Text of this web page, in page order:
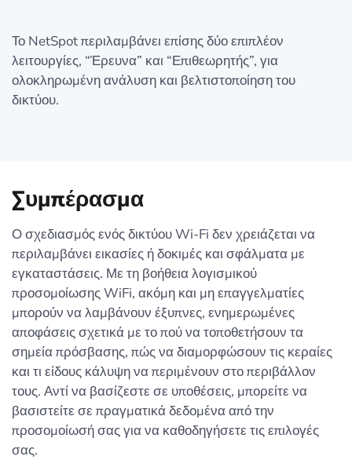
Το NetSpot περιλαμβάνει επίσης δύο επιπλέον
λειτουργίες, “Έρευνα” και “Επιθεωρητής”, για
ολοκληρωμένη ανάλυση και βελτιστοποίηση του
δικτύου.
Συμπέρασμα
Ο σχεδιασμός ενός δικτύου Wi-Fi δεν χρειάζεται να
περιλαμβάνει εικασίες ή δοκιμές και σφάλματα με
εγκαταστάσεις. Με τη βοήθεια λογισμικού
προσομοίωσης WiFi, ακόμη και μη επαγγελματίες
μπορούν να λαμβάνουν έξυπνες, ενημερωμένες
αποφάσεις σχετικά με το πού να τοποθετήσουν τα
σημεία πρόσβασης, πώς να διαμορφώσουν τις κεραίες
και τι είδους κάλυψη να περιμένουν στο περιβάλλον
τους. Αντί να βασίζεστε σε υποθέσεις, μπορείτε να
βασιστείτε σε πραγματικά δεδομένα από την
προσομοίωσή σας για να καθοδηγήσετε τις επιλογές
σας.